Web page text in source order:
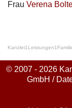
Frau Verena
Kanzlei1 Leistungen1
© 2007 - 2026
GmbH /